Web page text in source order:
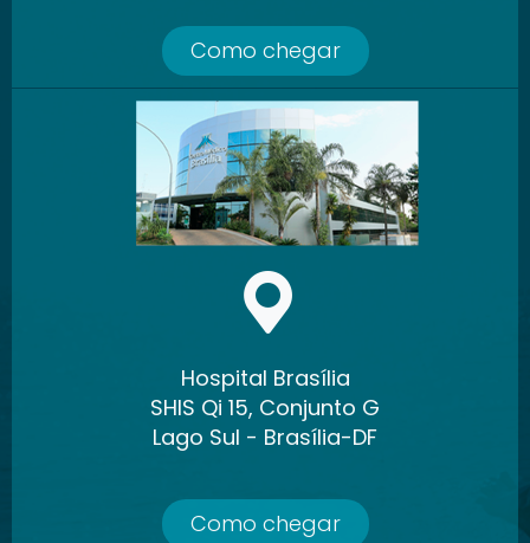
Como chegar
Hospital Brasília
SHIS Qi 15, Conjunto G
Lago Sul - Brasília-DF
Como chegar